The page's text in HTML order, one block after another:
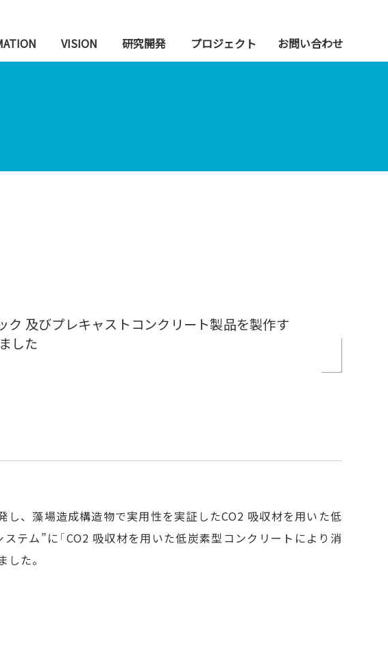
VISION 研究開発 プロジェクト お問い合わせ
ク 及びプレキャストコンクリート製品を製作す
した
、藻場造成構造物で実用性を実証したCO2 吸収材を用いた低
テム”に「CO2 吸収材を用いた低炭素型コンクリートにより消
た。